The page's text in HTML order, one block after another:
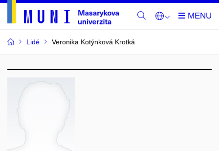
Lidé Veronika Kotýnková Krotká